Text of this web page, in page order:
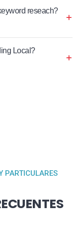
reseach?
Local?
PARTICULARES